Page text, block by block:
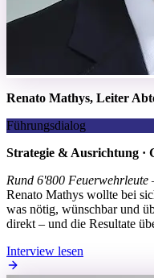
Renato Mathys, Leiter
Führungsdialog
Strategie & Ausrichtung
Rund 6'800
Renato Mathys wollte bei
was nötig, wünschbar und
direkt – und die Resultate
Interview lesen